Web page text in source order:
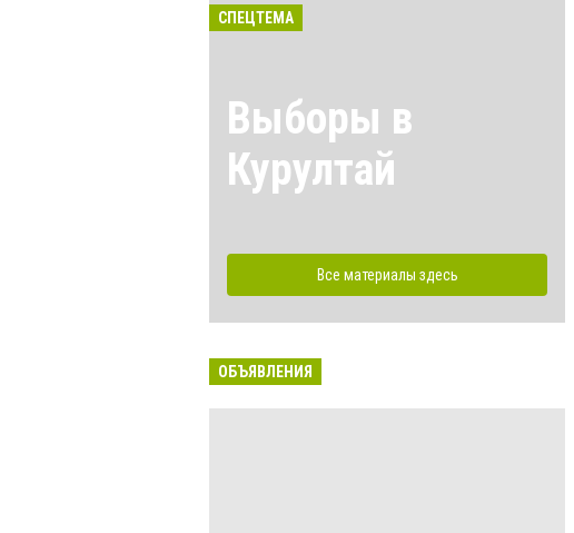
СПЕЦТЕМА
Выборы в
Курултай
Все материалы здесь
ОБЪЯВЛЕНИЯ